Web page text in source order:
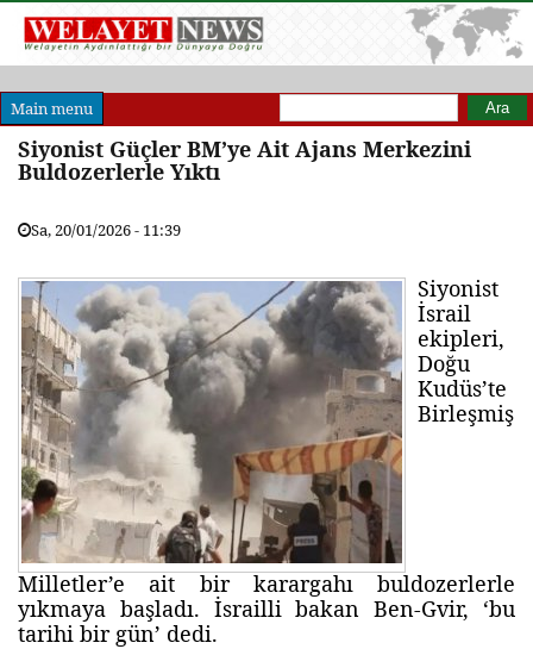
Main menu Arama formu
Ara
Siyonist Güçler BM’ye Ait Ajans Merkezini
Buldozerlerle Yıktı
Sa, 20/01/2026 - 11:39
Siyonist
İsrail
ekipleri,
Doğu
Kudüs’te
Birleşmiş
Milletler’e ait bir karargahı buldozerlerle
yıkmaya başladı. İsrailli bakan Ben-Gvir, ‘bu
tarihi bir gün’ dedi.